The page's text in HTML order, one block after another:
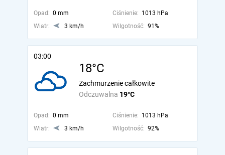
Opad: 0 mm Ciśnienie: 1013 hPa
Wiatr:
3 km/h Wilgotność: 91%
03:00
18°C
Odczuwalna 19°C
Zachmurzenie całkowite
Opad: 0 mm Ciśnienie: 1013 hPa
Wiatr:
3 km/h Wilgotność: 92%